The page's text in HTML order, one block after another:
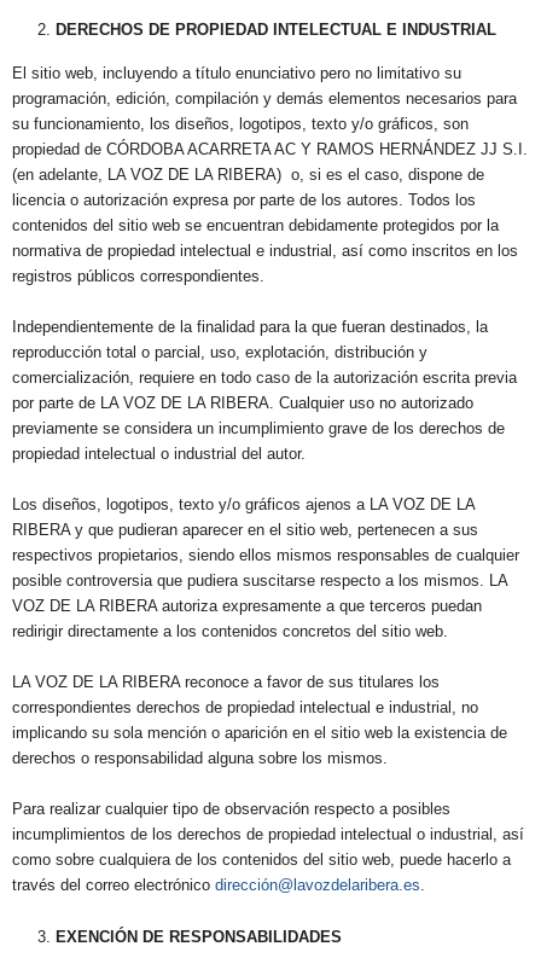
DERECHOS DE PROPIEDAD INTELECTUAL E INDUSTRIAL
El sitio web, incluyendo a título enunciativo pero no limitativo su
programación, edición, compilación y demás elementos necesarios para
su funcionamiento, los diseños, logotipos, texto y/o gráficos, son
propiedad de CÓRDOBA ACARRETA AC Y RAMOS HERNÁNDEZ JJ S.I.
(en adelante, LA VOZ DE LA RIBERA) o, si es el caso, dispone de
licencia o autorización expresa por parte de los autores. Todos los
contenidos del sitio web se encuentran debidamente protegidos por la
normativa de propiedad intelectual e industrial, así como inscritos en los
registros públicos correspondientes.
Independientemente de la finalidad para la que fueran destinados, la
reproducción total o parcial, uso, explotación, distribución y
comercialización, requiere en todo caso de la autorización escrita previa
por parte de LA VOZ DE LA RIBERA. Cualquier uso no autorizado
previamente se considera un incumplimiento grave de los derechos de
propiedad intelectual o industrial del autor.
Los diseños, logotipos, texto y/o gráficos ajenos a LA VOZ DE LA
RIBERA y que pudieran aparecer en el sitio web, pertenecen a sus
respectivos propietarios, siendo ellos mismos responsables de cualquier
posible controversia que pudiera suscitarse respecto a los mismos. LA
VOZ DE LA RIBERA autoriza expresamente a que terceros puedan
redirigir directamente a los contenidos concretos del sitio web.
LA VOZ DE LA RIBERA reconoce a favor de sus titulares los
correspondientes derechos de propiedad intelectual e industrial, no
implicando su sola mención o aparición en el sitio web la existencia de
derechos o responsabilidad alguna sobre los mismos.
Para realizar cualquier tipo de observación respecto a posibles
incumplimientos de los derechos de propiedad intelectual o industrial, así
como sobre cualquiera de los contenidos del sitio web, puede hacerlo a
través del correo electrónico dirección@lavozdelaribera.es.
EXENCIÓN DE RESPONSABILIDADES